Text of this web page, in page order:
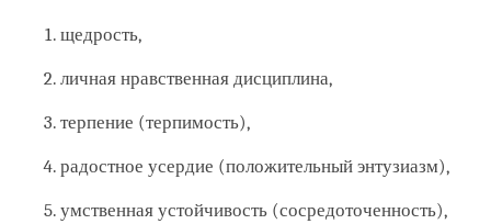
щедрость,
личная нравственная дисциплина,
терпение (терпимость),
радостное усердие (положительный энтузиазм),
умственная устойчивость (сосредоточенность),